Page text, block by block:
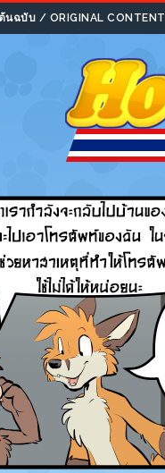
ต้นฉบับ / ORIGINAL CONTENT